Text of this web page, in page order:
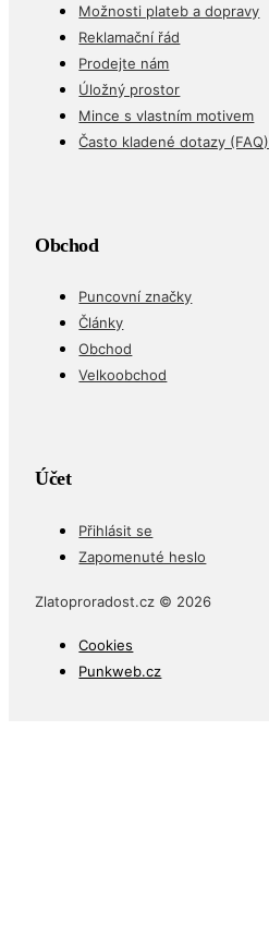
Možnosti plateb a dopravy
Reklamační řád
Prodejte nám
Úložný prostor
Mince s vlastním motivem
Často kladené dotazy (FAQ)
Obchod
Puncovní značky
Články
Obchod
Velkoobchod
Účet
Přihlásit se
Zapomenuté heslo
Zlatoproradost.cz © 2026
Cookies
Punkweb.cz